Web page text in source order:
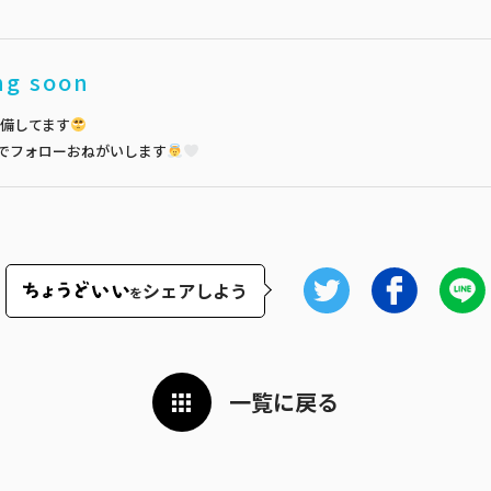
soon
してます
フォローおねがいします
をシェアしよう
一覧に戻る